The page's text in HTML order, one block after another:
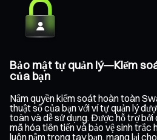
Bảo mật tự quản lý—Kiểm
của bạn
Nắm quyền kiểm soát hoàn toàn
thuật số của bạn với ví tự quản lý
toàn và dễ sử dụng. Được hỗ trợ bởi
mã hóa tiên tiến và bảo vệ sinh trắc
luôn nằm trong tay bạn, mang lại